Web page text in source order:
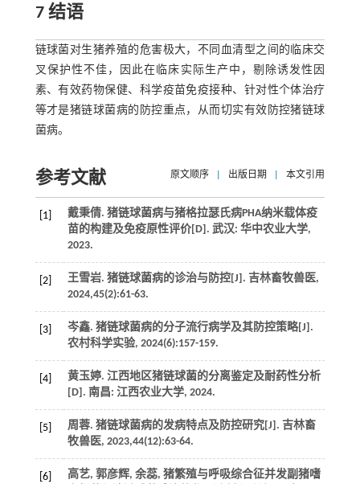
7 结语
链球菌对生猪养殖的危害极大，不同血清型之间的临床交
叉保护性不佳，因此在临床实际生产中，剔除诱发性因
素、有效药物保健、科学疫苗免疫接种、针对性个体治疗
等才是猪链球菌病的防控重点，从而切实有效防控猪链球
菌病。
参考文献 原文顺序 出版日期 本文引用
[1]
戴秉倩. 猪链球菌病与猪格拉瑟氏病PHA纳米载体疫
苗的构建及免疫原性评价[D]. 武汉: 华中农业大学,
2023.
[2] 王雪岩. 猪链球菌病的诊治与防控[J]. 吉林畜牧兽医,
2024,45(2):61-63.
[3]
岑鑫. 猪链球菌病的分子流行病学及其防控策略[J].
农村科学实验, 2024(6):157-159.
[4]
黄玉婷. 江西地区猪链球菌的分离鉴定及耐药性分析
[D]. 南昌: 江西农业大学, 2024.
[5] 周蓉. 猪链球菌病的发病特点及防控研究[J]. 吉林畜
牧兽医, 2023,44(12):63-64.
[6]
高艺, 郭彦辉, 余蕊, 猪繁殖与呼吸综合征并发副猪嗜